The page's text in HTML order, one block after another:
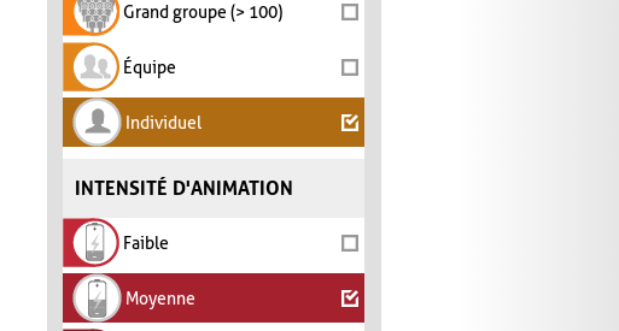
Grand groupe (> 100)
Équipe
Individuel
INTENSITÉ D'ANIMATION
Faible
Moyenne